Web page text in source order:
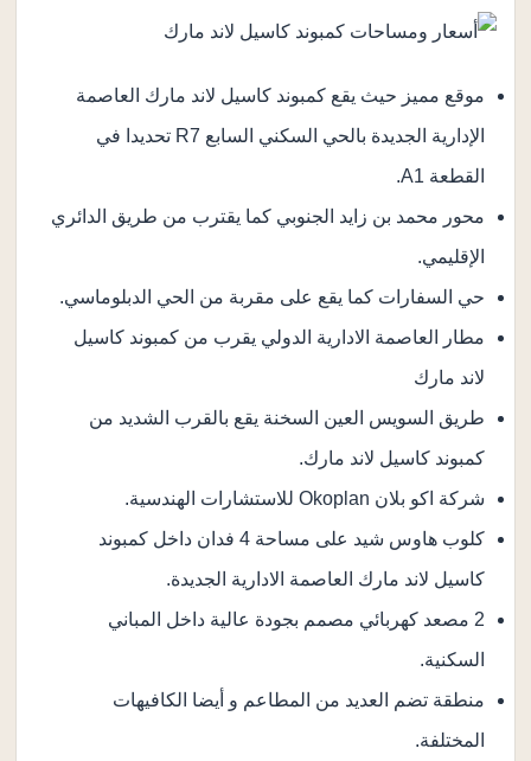
موقع مميز حيث يقع كمبوند كاسيل لاند مارك العاصمة
الإدارية الجديدة بالحي السكني السابع R7 تحديدا في
القطعة A1.
محور محمد بن زايد الجنوبي كما يقترب من طريق الدائري
الإقليمي.
حي السفارات كما يقع على مقربة من الحي الدبلوماسي.
مطار العاصمة الادارية الدولي يقرب من كمبوند كاسيل
لاند مارك
طريق السويس العين السخنة يقع بالقرب الشديد من
كمبوند كاسيل لاند مارك.
شركة اكو بلان Okoplan للاستشارات الهندسية.
كلوب هاوس شيد على مساحة 4 فدان داخل كمبوند
كاسيل لاند مارك العاصمة الادارية الجديدة.
2 مصعد كهربائي مصمم بجودة عالية داخل المباني
السكنية.
منطقة تضم العديد من المطاعم و أيضا الكافيهات
المختلفة.